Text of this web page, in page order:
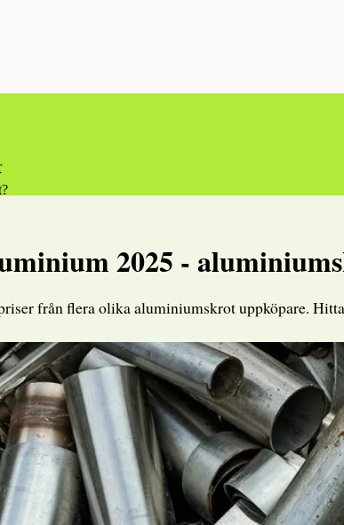
2025 -
från flera olika aluminiumskrot uppköpare.